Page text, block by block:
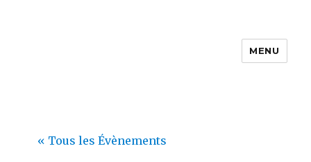
MENU
« Tous les Évènements